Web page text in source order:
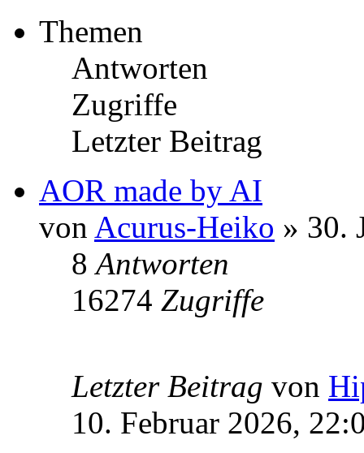
Themen
Antworten
Zugriffe
Letzter Beitrag
AOR made by AI
von Acurus-Heiko » 30.
8Antworten
16274 Zugriffe
Letzter Beitrag von
10. Februar 2026,